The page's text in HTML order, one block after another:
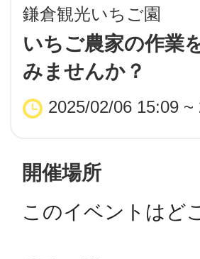
鎌倉観光いちご園
いちご農家の作業
みませんか？
2025/02/06 15:09
SMS
開催場所
このイベントはど
地域に